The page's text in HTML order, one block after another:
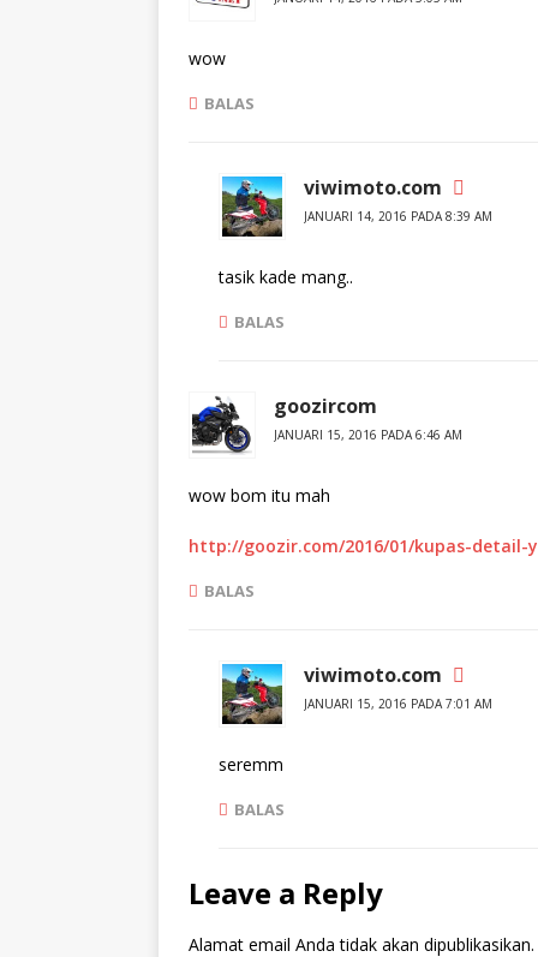
b
a
d
j
b
d
d
e
l
a
y
n
g
a
wow
BALAS
viwimoto.com
JANUARI 14, 2016 PADA 8:39 AM
tasik kade mang..
BALAS
goozircom
JANUARI 15, 2016 PADA 6:46 AM
wow bom itu mah
http://goozir.com/2016/01/kupas-detail-
BALAS
viwimoto.com
JANUARI 15, 2016 PADA 7:01 AM
seremm
BALAS
Leave a Reply
Alamat email Anda tidak akan dipublikasikan.